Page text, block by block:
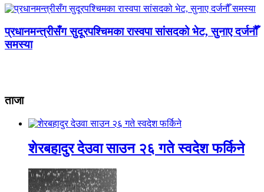
प्रधानमन्त्रीसँग सुदूरपश्चिमका रास्वपा सांसदको भेट, सुनाए दर्जनौँ
समस्या
ताजा
शेरबहादुर देउवा साउन २६ गते स्वदेश फर्किने